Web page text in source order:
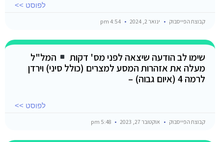
לפוסט >>
קבוצת הפייסבוק ינואר 2, 2024
שימו לב הודעה שיצאה לפני מס' דקות
המל"ל
מעלה את אזהרות המסע למצרים (כולל סיני) וירדן
לרמה 4 (איום גבוה) –
לפוסט >>
קבוצת הפייסבוק אוקטובר 27, 2023